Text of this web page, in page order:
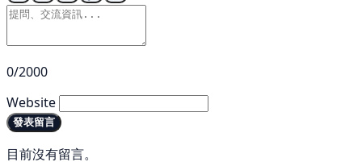
0/2000
Website
發表留言
目前沒有留言。